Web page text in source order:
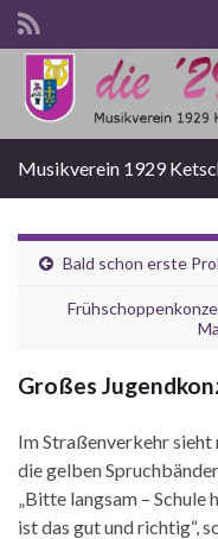
Search for:
Musikverein 1929
Bald schon erste
Großes
Im Straßenverkehr sieht
die gelben
„Bitte langsam – Schule
ist das gut und richtig“,